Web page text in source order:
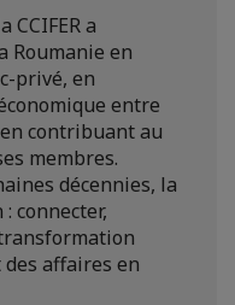
CCIFER a
Roumanie en
privé, en
entre
contribuant au
membres.
décennies, la
connecter,
affaires en